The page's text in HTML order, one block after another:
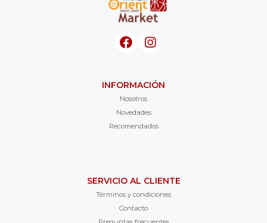
INFORMACIÓN
Nosotros
Novedades
Recomendados
SERVICIO AL CLIENTE
Términos y condiciones
Contacto